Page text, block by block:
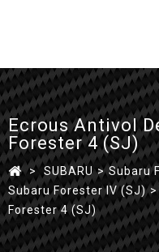
Ecrous Antivol
Forester 4 (SJ)
> SUBARU > Subaru
Subaru Forester IV (SJ) >
Forester 4 (SJ)